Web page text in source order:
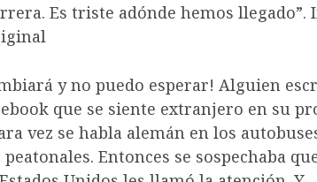
Es triste adónde hemos llegado”.
y no puedo esperar! Alguien
que se siente extranjero en su
vez se habla alemán en los
Entonces se sospechaba